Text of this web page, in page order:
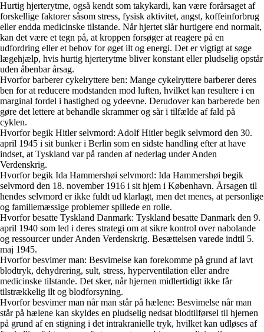
Hurtig hjerterytme, også kendt som takykardi, kan være forårsaget af
forskellige faktorer såsom stress, fysisk aktivitet, angst, koffeinforbrug
eller endda medicinske tilstande. Når hjertet slår hurtigere end normalt,
kan det være et tegn på, at kroppen forsøger at reagere på en
udfordring eller et behov for øget ilt og energi. Det er vigtigt at søge
lægehjælp, hvis hurtig hjerterytme bliver konstant eller pludselig opstår
uden åbenbar årsag.
Hvorfor barberer cykelryttere ben: Mange cykelryttere barberer deres
ben for at reducere modstanden mod luften, hvilket kan resultere i en
marginal fordel i hastighed og ydeevne. Derudover kan barberede ben
gøre det lettere at behandle skrammer og sår i tilfælde af fald på
cyklen.
Hvorfor begik Hitler selvmord: Adolf Hitler begik selvmord den 30.
april 1945 i sit bunker i Berlin som en sidste handling efter at have
indset, at Tyskland var på randen af nederlag under Anden
Verdenskrig.
Hvorfor begik Ida Hammershøi selvmord: Ida Hammershøi begik
selvmord den 18. november 1916 i sit hjem i København. Årsagen til
hendes selvmord er ikke fuldt ud klarlagt, men det menes, at personlige
og familiemæssige problemer spillede en rolle.
Hvorfor besatte Tyskland Danmark: Tyskland besatte Danmark den 9.
april 1940 som led i deres strategi om at sikre kontrol over nabolande
og ressourcer under Anden Verdenskrig. Besættelsen varede indtil 5.
maj 1945.
Hvorfor besvimer man: Besvimelse kan forekomme på grund af lavt
blodtryk, dehydrering, sult, stress, hyperventilation eller andre
medicinske tilstande. Det sker, når hjernen midlertidigt ikke får
tilstrækkelig ilt og blodforsyning.
Hvorfor besvimer man når man står på hælene: Besvimelse når man
står på hælene kan skyldes en pludselig nedsat blodtilførsel til hjernen
på grund af en stigning i det intrakranielle tryk, hvilket kan udløses af